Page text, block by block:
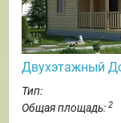
Двухэтажный
Тип:
Общая площадь: 2